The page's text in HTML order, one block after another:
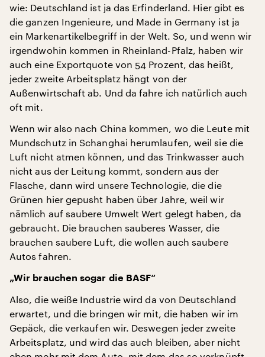
wie: Deutschland ist ja das Erfinderland. Hier gibt es
die ganzen Ingenieure, und Made in Germany ist ja
ein Markenartikelbegriff in der Welt. So, und wenn wir
irgendwohin kommen in Rheinland-Pfalz, haben wir
auch eine Exportquote von 54 Prozent, das heißt,
jeder zweite Arbeitsplatz hängt von der
Außenwirtschaft ab. Und da fahre ich natürlich auch
oft mit.
Wenn wir also nach China kommen, wo die Leute mit
Mundschutz in Schanghai herumlaufen, weil sie die
Luft nicht atmen können, und das Trinkwasser auch
nicht aus der Leitung kommt, sondern aus der
Flasche, dann wird unsere Technologie, die die
Grünen hier gepusht haben über Jahre, weil wir
nämlich auf saubere Umwelt Wert gelegt haben, da
gebraucht. Die brauchen sauberes Wasser, die
brauchen saubere Luft, die wollen auch saubere
Autos fahren.
„Wir brauchen sogar die BASF“
Also, die weiße Industrie wird da von Deutschland
erwartet, und die bringen wir mit, die haben wir im
Gepäck, die verkaufen wir. Deswegen jeder zweite
Arbeitsplatz, und wird das auch bleiben, aber nicht